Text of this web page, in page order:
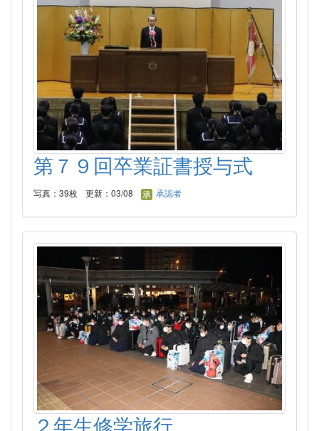
第７９回卒業証書授与式
写真：39枚 更新：03/08 承認者
２年生修学旅行